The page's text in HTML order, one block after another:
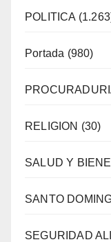
POLITICA
Portada (980)
RELIGION (30)
SALUD Y
SANTO
SEGURIDAD